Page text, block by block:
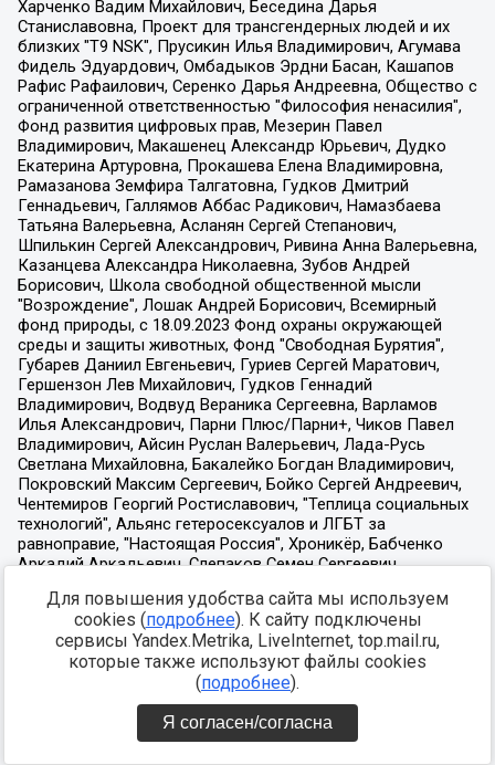
Для повышения удобства сайта мы используем
cookies (подробнее). К сайту подключены
сервисы Yandex.Metrika, LiveInternet, top.mail.ru,
которые также используют файлы cookies
(подробнее).
Я согласен/согласна